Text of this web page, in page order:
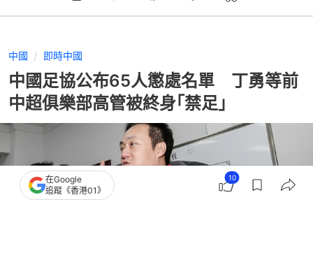
中國 即時中國
中國足協公布65人懲處名單 丁勇等前
中超俱樂部高管被終身｢禁足｣
在Google
追蹤《香港01》
10